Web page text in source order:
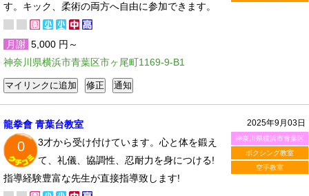
す。キック、柔術の両方へ自由に参加できます。
月謝 5,000 円～
神奈川県横浜市青葉区市ヶ尾町1169-9-B1
2025年9月03日
神奈川県横浜市青葉区
ボクシング教室
空手教室
龍拳會 青葉台教室
0
3才から受け付けています。心と体を鍛え
て、礼儀、協調性、忍耐力を身につける!
指導経験豊富な先生が直接指導致します!